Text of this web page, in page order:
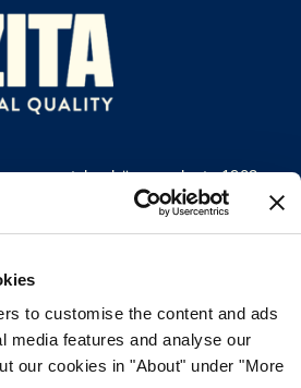
to customise the content and ads
media features and analyse our
our cookies in "About" under "More
menestyksekäs, vuodesta 1903
kissan- ja koiranruokaa valmistava
Ruotsista. Pidämme
koiran- ja kissanruokaa
ainesosista ja ilman
lisäaineita.